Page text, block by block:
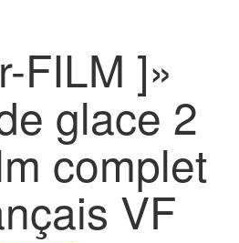
FILM ]»
glace 2
complet
VF